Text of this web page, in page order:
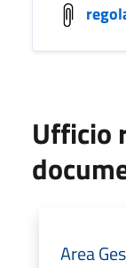
Ufficio
Area